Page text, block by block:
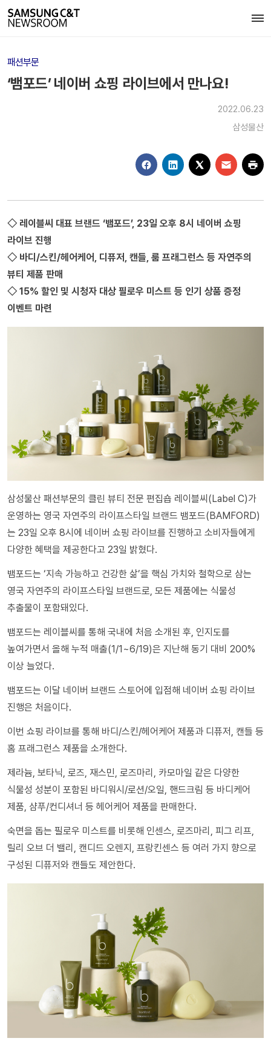
패션부문
‘뱀포드’ 네이버 쇼핑 라이브에서 만나요!
2022.06.23
삼성물산
◇ 레이블씨 대표 브랜드 ‘뱀포드’, 23일 오후 8시 네이버 쇼핑
라이브 진행
◇ 바디/스킨/헤어케어, 디퓨저, 캔들, 룸 프래그런스 등 자연주의
뷰티 제품 판매
◇ 15% 할인 및 시청자 대상 필로우 미스트 등 인기 상품 증정
이벤트 마련
삼성물산 패션부문의 클린 뷰티 전문 편집숍 레이블씨(Label C)가
운영하는 영국 자연주의 라이프스타일 브랜드 뱀포드(BAMFORD)
는 23일 오후 8시에 네이버 쇼핑 라이브를 진행하고 소비자들에게
다양한 혜택을 제공한다고 23일 밝혔다.
뱀포드는 ‘지속 가능하고 건강한 삶’을 핵심 가치와 철학으로 삼는
영국 자연주의 라이프스타일 브랜드로, 모든 제품에는 식물성
추출물이 포함돼있다.
뱀포드는 레이블씨를 통해 국내에 처음 소개된 후, 인지도를
높여가면서 올해 누적 매출(1/1~6/19)은 지난해 동기 대비 200%
이상 늘었다.
뱀포드는 이달 네이버 브랜드 스토어에 입점해 네이버 쇼핑 라이브
진행은 처음이다.
이번 쇼핑 라이브를 통해 바디/스킨/헤어케어 제품과 디퓨저, 캔들 등
홈 프래그런스 제품을 소개한다.
제라늄, 보타닉, 로즈, 재스민, 로즈마리, 카모마일 같은 다양한
식물성 성분이 포함된 바디워시/로션/오일, 핸드크림 등 바디케어
제품, 샴푸/컨디셔너 등 헤어케어 제품을 판매한다.
숙면을 돕는 필로우 미스트를 비롯해 인센스, 로즈마리, 피그 리프,
릴리 오브 더 밸리, 캔디드 오렌지, 프랑킨센스 등 여러 가지 향으로
구성된 디퓨저와 캔들도 제안한다.